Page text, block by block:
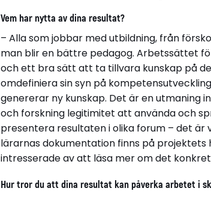
Vem har nytta av dina resultat?
– Alla som jobbar med utbildning, från
man blir en bättre pedagog. Arbetssättet
och ett bra sätt att ta tillvara kunskap på
omdefiniera sin syn på
genererar ny kunskap. Det är en
och forskning legitimitet att använda och
presentera resultaten i olika forum – det
lärarnas dokumentation finns på
intresserade av att läsa mer om det
Hur tror du att dina resultat kan påverka arbetet i